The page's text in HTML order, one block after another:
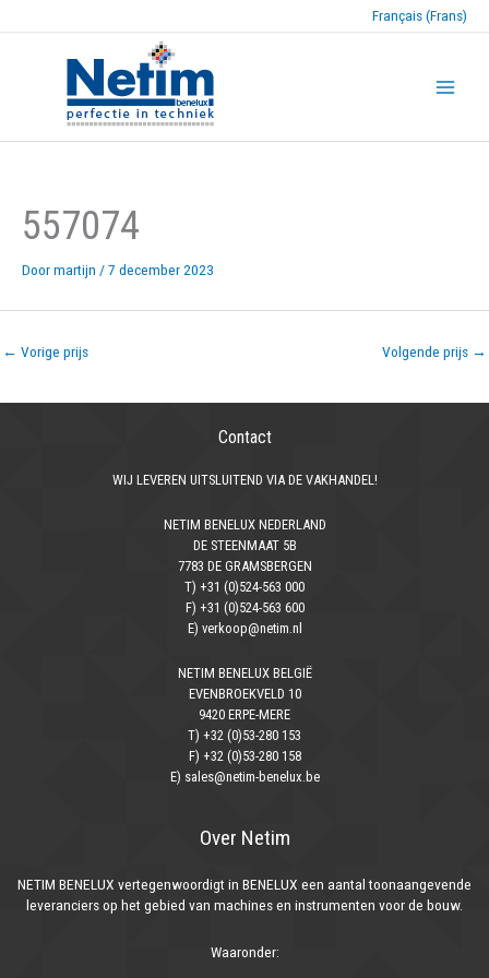
Français (Frans)
557074
Doormartijn /7 december 2023
← Vorige prijs Volgende prijs →
Contact
WIJ LEVEREN UITSLUITEND VIA DE VAKHANDEL!
NETIM BENELUX NEDERLAND
DE STEENMAAT 5B
7783 DE GRAMSBERGEN
T) +31 (0)524-563 000
F) +31 (0)524-563 600
E) verkoop@netim.nl
NETIM BENELUX BELGIË
EVENBROEKVELD 10
9420 ERPE-MERE
T) +32 (0)53-280 153
F) +32 (0)53-280 158
E) sales@netim-benelux.be
Over Netim
NETIM BENELUX vertegenwoordigt in BENELUX een aantal toonaangevende
leveranciers op het gebied van machines en instrumenten voor de bouw.
Waaronder: